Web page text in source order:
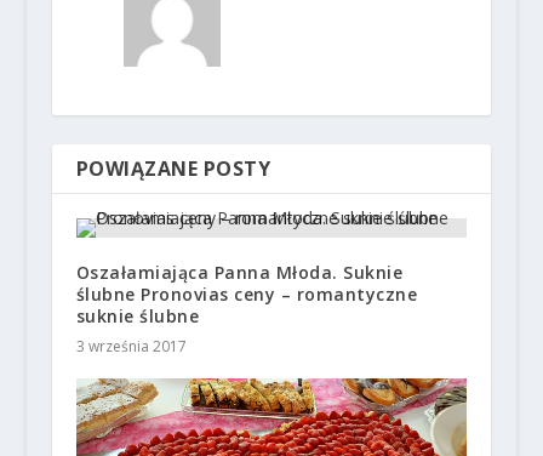
POWIĄZANE POSTY
Oszałamiająca Panna Młoda. Suknie
ślubne Pronovias ceny – romantyczne
suknie ślubne
3 września 2017